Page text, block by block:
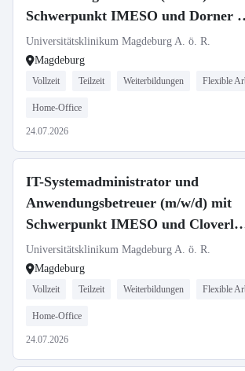
Schwerpunkt IMESO und Dorner –
Abteilung Klinische Applikationen –
UMMD changeMITdigital GmbH
Universitätsklinikum Magdeburg A. ö. R.
Magdeburg
Vollzeit Teilzeit Weiterbildungen Flexible
Home-Office
24.07.2026
IT-Systemadministrator und
Anwendungsbetreuer (m/w/d) mit
Schwerpunkt IMESO und
– Abteilung Klinische Applikationen
– UMMD changeMITdigital GmbH
Universitätsklinikum Magdeburg A. ö. R.
Magdeburg
Vollzeit Teilzeit Weiterbildungen Flexible
Home-Office
24.07.2026